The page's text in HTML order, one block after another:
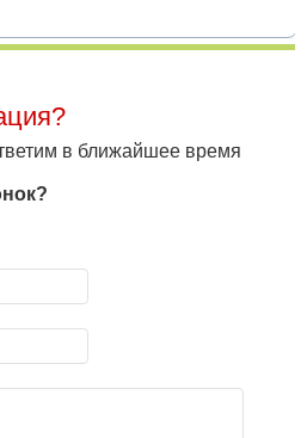
в ближайшее время